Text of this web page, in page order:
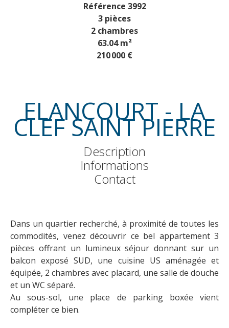
Référence 3992
3 pièces
2 chambres
63.04m²
210 000 €
ELANCOURT - LA
CLEF SAINT PIERRE
Description
Informations
Contact
Dans un quartier recherché, à proximité de toutes les
commodités, venez découvrir ce bel appartement 3
pièces offrant un lumineux séjour donnant sur un
balcon exposé SUD, une cuisine US aménagée et
équipée, 2 chambres avec placard, une salle de douche
et un WC séparé.
Au sous-sol, une place de parking boxée vient
compléter ce bien.